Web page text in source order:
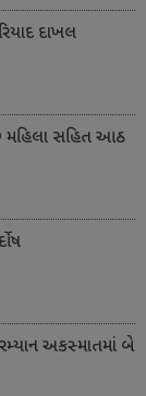
દાખલ
મહિલા સહિત આઠ
અકસ્માતમાં બે